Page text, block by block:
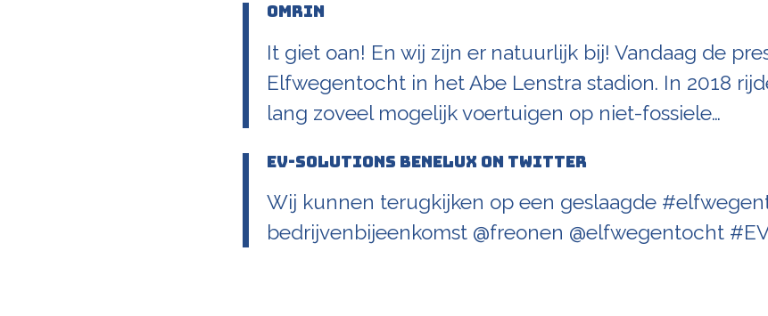
Omrin
It giet oan! En wij zijn er natuurlijk bij! Vandaag de
Elfwegentocht in het Abe Lenstra stadion. In 2018
lang zoveel mogelijk voertuigen op niet-fossiele…
EV-Solutions Benelux on Twitter
Wij kunnen terugkijken op een geslaagde
bedrijvenbijeenkomst @freonen @elfwegentocht